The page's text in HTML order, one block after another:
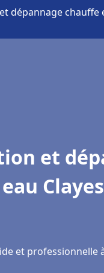
dépannage chauffe
et
et professionnelle